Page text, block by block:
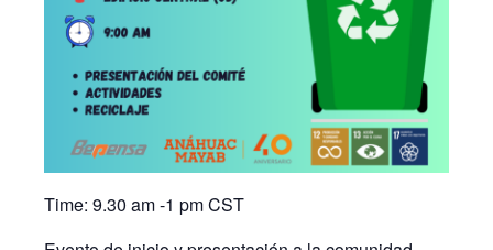
Time: 9.30 am -1 pm CST